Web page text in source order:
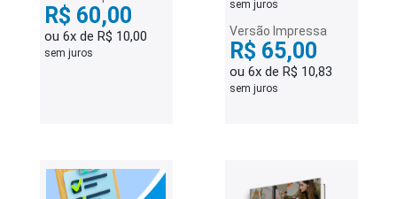
R$ 60,00
ou 6x de R$ 10,00
sem juros
sem juros
Versão Impressa
R$ 65,00
ou 6x de R$ 10,83
sem juros